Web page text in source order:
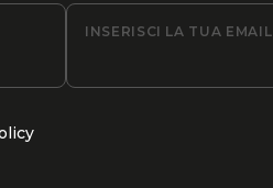
INSERISCI LA TUA EMAIL